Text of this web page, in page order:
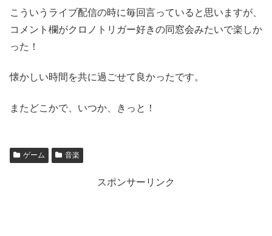
こういうライブ配信の時に毎回言っていると思いますが、
コメント欄がクロノトリガー好きの同窓会みたいで楽しか
った！
懐かしい時間を共に過ごせて良かったです。
またどこかで、いつか、きっと！
ゲーム 音楽
スポンサーリンク